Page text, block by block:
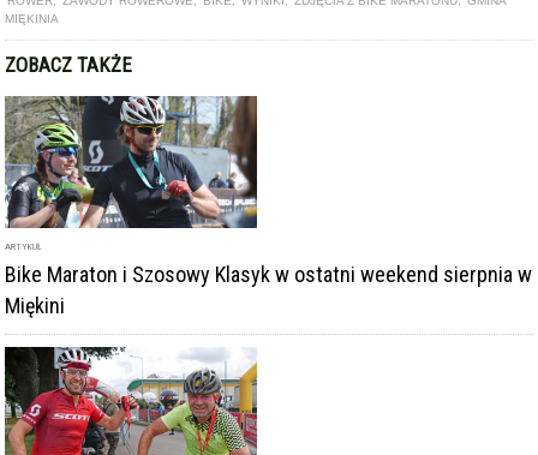
MIĘKINIA
ZOBACZ TAKŻE
ARTYKUŁ
Bike Maraton i Szosowy Klasyk w ostatni weekend sierpnia w
Miękini